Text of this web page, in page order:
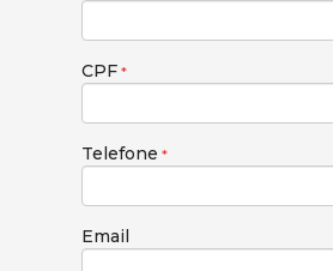
CPF
Telefone
Email